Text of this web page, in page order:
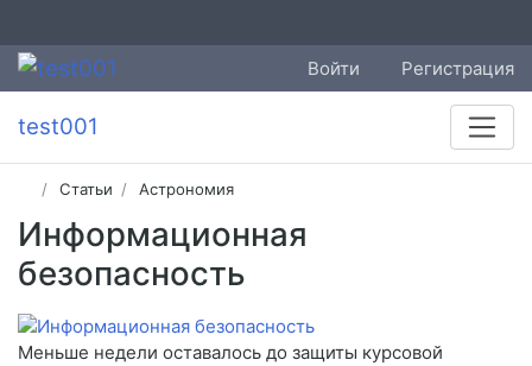
Войти Регистрация
test001
Статьи Астрономия
Информационная
безопасность
Меньше недели оставалось до защиты курсовой